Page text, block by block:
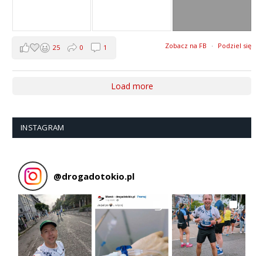
Zobacz na FB · Podziel się
25 0 1
Load more
INSTAGRAM
@drogadotokio.pl